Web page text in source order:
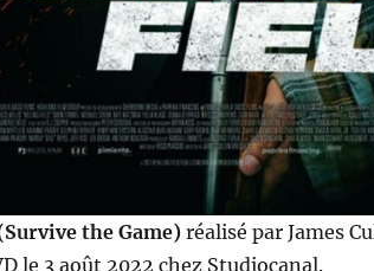
the Game) réalisé par James
le 3 août 2022 chez Studiocanal.